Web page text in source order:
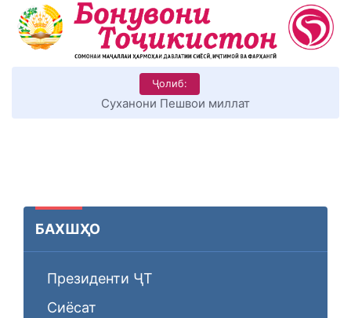
Ҷолиб:
КИТОБХОНИРО ДАР ХУД ТАШАККУЛ ДИҲЕМ
БАХШҲО
Президенти ҶТ
Сиёсат